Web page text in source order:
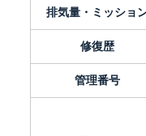
排気量・ミッショ
修復歴
管理番号